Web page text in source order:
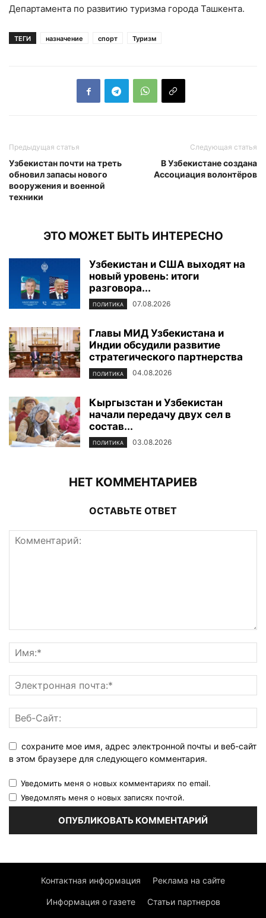
Департамента по развитию туризма города Ташкента.
ТЕГИ назначение спорт Туризм
Предыдущая статья
Узбекистан почти на треть
обновил запасы нового
вооружения и военной
техники
Следующая статья
В Узбекистане создана
Ассоциация волонтёров
ЭТО МОЖЕТ БЫТЬ ИНТЕРЕСНО
Узбекистан и США выходят на
новый уровень: итоги
разговора...
ПОЛИТИКА 07.08.2026
Главы МИД Узбекистана и
Индии обсудили развитие
стратегического партнерства
ПОЛИТИКА 04.08.2026
Кыргызстан и Узбекистан
начали передачу двух сел в
состав...
ПОЛИТИКА 03.08.2026
НЕТ КОММЕНТАРИЕВ
ОСТАВЬТЕ ОТВЕТ
сохраните мое имя, адрес электронной почты и веб-сайт
в этом браузере для следующего комментария.
Уведомить меня о новых комментариях по email.
Уведомлять меня о новых записях почтой.
Контактная информация Реклама на сайте
Информация о газете Статьи партнеров